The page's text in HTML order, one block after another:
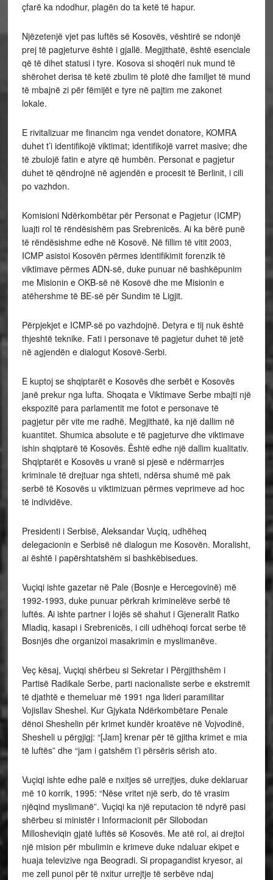
çfarë ka ndodhur, plagën do ta ketë të hapur.
Njëzetenjë vjet pas luftës së Kosovës, vështirë se ndonjë
prej të pagjeturve është i gjallë. Megjithatë, është esenciale
që të dihet statusi i tyre. Kosova si shoqëri nuk mund të
shërohet derisa të ketë zbulim të plotë dhe familjet të mund
të mbajnë zi për fëmijët e tyre në pajtim me zakonet
lokale.
E rivitalizuar me financim nga vendet donatore, KOMRA
duhet t’i identifikojë viktimat; identifikojë varret masive; dhe
të zbulojë fatin e atyre që humbën. Personat e pagjetur
duhet të qëndrojnë në agjendën e procesit të Berlinit, i cili
po vazhdon.
Komisioni Ndërkombëtar për Personat e Pagjetur (ICMP)
luajti rol të rëndësishëm pas Srebrenicës. Ai ka bërë punë
të rëndësishme edhe në Kosovë. Në fillim të vitit 2003,
ICMP asistoi Kosovën përmes identifikimit forenzik të
viktimave përmes ADN-së, duke punuar në bashkëpunim
me Misionin e OKB-së në Kosovë dhe me Misionin e
atëhershme të BE-së për Sundim të Ligjit.
Përpjekjet e ICMP-së po vazhdojnë. Detyra e tij nuk është
thjeshtë teknike. Fati i personave të pagjetur duhet të jetë
në agjendën e dialogut Kosovë-Serbi.
E kuptoj se shqiptarët e Kosovës dhe serbët e Kosovës
janë prekur nga lufta. Shoqata e Viktimave Serbe mbajti një
ekspozitë para parlamentit me fotot e personave të
pagjetur për vite me radhë. Megjithatë, ka një dallim në
kuantitet. Shumica absolute e të pagjeturve dhe viktimave
ishin shqiptarë të Kosovës. Është edhe një dallim kualitativ.
Shqiptarët e Kosovës u vranë si pjesë e ndërmarrjes
kriminale të drejtuar nga shteti, ndërsa shumë më pak
serbë të Kosovës u viktimizuan përmes veprimeve ad hoc
të individëve.
Presidenti i Serbisë, Aleksandar Vuçiq, udhëheq
delegacionin e Serbisë në dialogun me Kosovën. Moralisht,
ai është i papërshtatshëm si bashkëbisedues.
Vuçiqi ishte gazetar në Pale (Bosnje e Hercegovinë) më
1992-1993, duke punuar përkrah kriminelëve serbë të
luftës. Ai ishte partner i lojës së shahut i Gjeneralit Ratko
Mladiq, kasapi i Srebrenicës, i cili udhëhoqi forcat serbe të
Bosnjës dhe organizoi masakrimin e myslimanëve.
Veç kësaj, Vuçiqi shërbeu si Sekretar i Përgjithshëm i
Partisë Radikale Serbe, parti nacionaliste serbe e ekstremit
të djathtë e themeluar më 1991 nga lideri paramilitar
Vojisllav Sheshel. Kur Gjykata Ndërkombëtare Penale
dënoi Sheshelin për krimet kundër kroatëve në Vojvodinë,
Shesheli u përgjigj: “[Jam] krenar për të gjitha krimet e mia
të luftës” dhe “jam i gatshëm t’i përsëris sërish ato.
Vuçiqi ishte edhe palë e nxitjes së urrejtjes, duke deklaruar
më 10 korrik, 1995: “Nëse vritet një serb, do të vrasim
njëqind myslimanë”. Vuçiqi ka një reputacion të ndyrë pasi
shërbeu si ministër i Informacionit për Sllobodan
Millosheviqin gjatë luftës së Kosovës. Me atë rol, ai drejtoi
një mision për mbulimin e krimeve duke ndaluar ekipet e
huaja televizive nga Beogradi. Si propagandist kryesor, ai
me zell punoi për të nxitur urrejtje të serbëve ndaj